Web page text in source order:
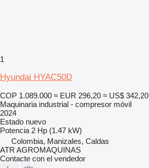
1
Hyundai HYAC50D
COP 1.089.000 ≈ EUR 296,20 ≈ US$ 342,20
Maquinaria industrial - compresor móvil
2024
Estado nuevo
Potencia 2 Hp (1.47 kW)
Colombia, Manizales, Caldas
ATR AGROMAQUINAS
Contacte con el vendedor